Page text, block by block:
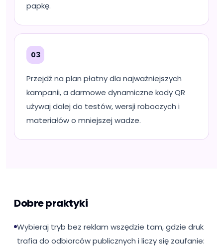
papkę.
03
Przejdź na plan płatny dla najważniejszych
kampanii, a darmowe dynamiczne kody QR
używaj dalej do testów, wersji roboczych i
materiałów o mniejszej wadze.
Dobre praktyki
Wybieraj tryb bez reklam wszędzie tam, gdzie druk
trafia do odbiorców publicznych i liczy się zaufanie: